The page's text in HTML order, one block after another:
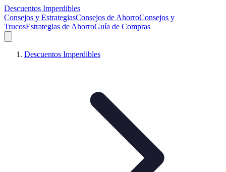
Descuentos Imperdibles
Consejos y EstrategiasConsejos de AhorroConsejos y
TrucosEstrategias de AhorroGuía de Compras
Descuentos Imperdibles